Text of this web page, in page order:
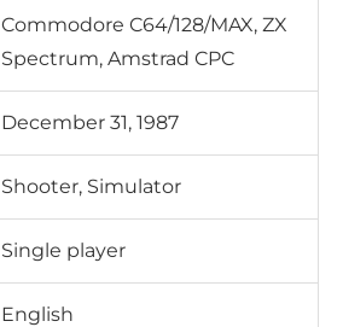
Commodore C64/128/MAX, ZX
Spectrum, Amstrad CPC
December 31, 1987
Shooter, Simulator
Single player
English